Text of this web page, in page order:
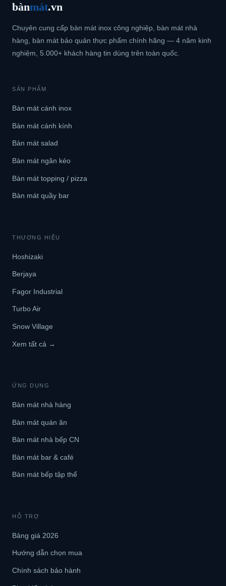
bànmát.vn
Chuyên cung cấp bàn mát inox công nghiệp, bàn mát nhà
hàng, bàn mát bảo quản thực phẩm chính hãng — 4 năm kinh
nghiệm, 5.000+ khách hàng tin dùng trên toàn quốc.
SẢN PHẨM
Bàn mát cánh inox
Bàn mát cánh kính
Bàn mát salad
Bàn mát ngăn kéo
Bàn mát topping / pizza
Bàn mát quầy bar
THƯƠNG HIỆU
Hoshizaki
Berjaya
Fagor Industrial
Turbo Air
Snow Village
Xem tất cả →
ỨNG DỤNG
Bàn mát nhà hàng
Bàn mát quán ăn
Bàn mát nhà bếp CN
Bàn mát bar & café
Bàn mát bếp tập thể
HỖ TRỢ
Bảng giá 2026
Hướng dẫn chọn mua
Chính sách bảo hành